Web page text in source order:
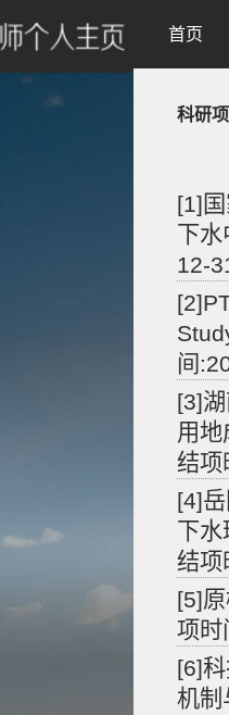
首页
科研
[1]
下
12-
间
[3]
用
结项
[4]
下
结项
[5]
项时
[6]
机制